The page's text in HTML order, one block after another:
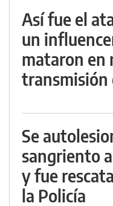
Así fue el
un
mataron en
transmisión
Se
sangriento
y fue
la Policía